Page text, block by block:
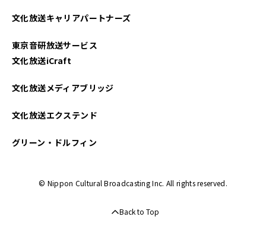
文化放送キャリアパートナーズ
東京音研放送サービス
文化放送iCraft
文化放送メディアブリッジ
文化放送エクステンド
グリーン・ドルフィン
© Nippon Cultural Broadcasting Inc. All rights reserved.
Back to Top